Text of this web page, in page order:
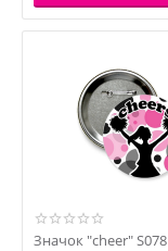
Значок "cheer" S078